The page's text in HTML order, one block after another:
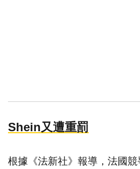
Shein又遭重罰
根據《法新社》報導，法國